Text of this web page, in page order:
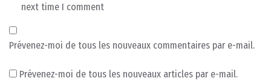
next time I comment
Prévenez-moi de tous les nouveaux commentaires par e-mail.
Prévenez-moi de tous les nouveaux articles par e-mail.